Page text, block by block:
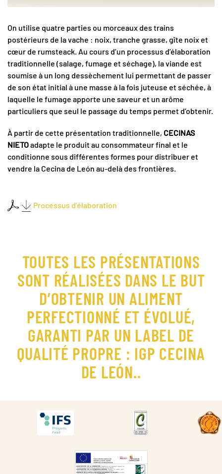
On utilise quatre parties ou morceaux des trains
postérieurs de la vache : noix, tranche grasse, gîte noix et
cœur de rumsteack. Au cours d’un processus d’élaboration
traditionnelle (salage, fumage et séchage), la viande est
soumise à un long dessèchement lui permettant de passer
de son état initial à une masse à la fois juteuse et séchée, à
laquelle le fumage apporte une saveur et un arôme
particuliers que seul le passage du temps permet d’obtenir.
À partir de cette présentation traditionnelle, CECINAS
NIETOadapte le produit au consommateur final et le
conditionne sous différentes formes pour distribuer et
vendre la Cecina de León au-delà des frontières.
Processus d’élaboration
TOUTES LES PRÉSENTATIONS
SONT RÉALISÉES DANS LE BUT
D’OBTENIR UN ALIMENT
PERFECTIONNÉ ET ÉVOLUÉ,
GARANTI PAR UN LABEL DE
QUALITÉ PROPRE : IGP CECINA
DE LEÓN..
DESCARGAR DESCARGAR
DESCARGAR